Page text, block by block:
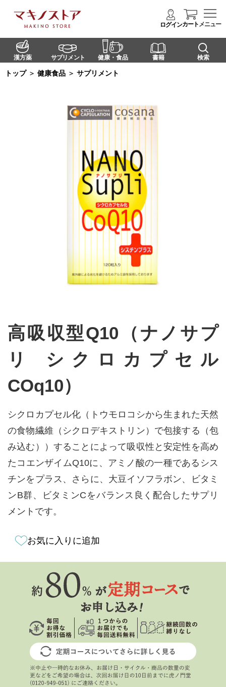
ログインカートメニュー
漢方薬 サプリメント 健康・食品 書籍 検索
トップ ＞ 健康食品 ＞ サプリメント
高吸収型Q10（ナノサプ
リ シクロカプセル
COq10）
シクロカプセル化（トウモロコシから生まれた天然
の食物繊維（シクロデキストリン）で包接する（包
み込む））することによって吸収性と安定性を高め
たコエンザイムQ10に、アミノ酸の一種であるシス
チンをプラス、さらに、大豆イソフラボン、ビタミ
ンB群、ビタミンCをバランス良く配合したサプリ
メントです。
お気に入りに追加